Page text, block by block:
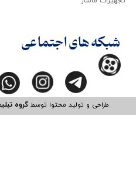
طراحی و تولید محتوا توسطگروه
شبکه های اجتماعی